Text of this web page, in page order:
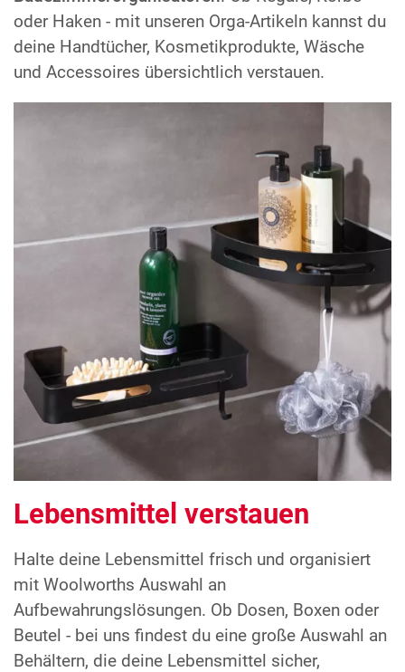
oder Haken - mit unseren Orga-Artikeln kannst du
deine Handtücher, Kosmetikprodukte, Wäsche
und Accessoires übersichtlich verstauen.
Lebensmittel verstauen
Halte deine Lebensmittel frisch und organisiert
mit Woolworths Auswahl an
Aufbewahrungslösungen. Ob Dosen, Boxen oder
Beutel - bei uns findest du eine große Auswahl an
Behältern, die deine Lebensmittel sicher,